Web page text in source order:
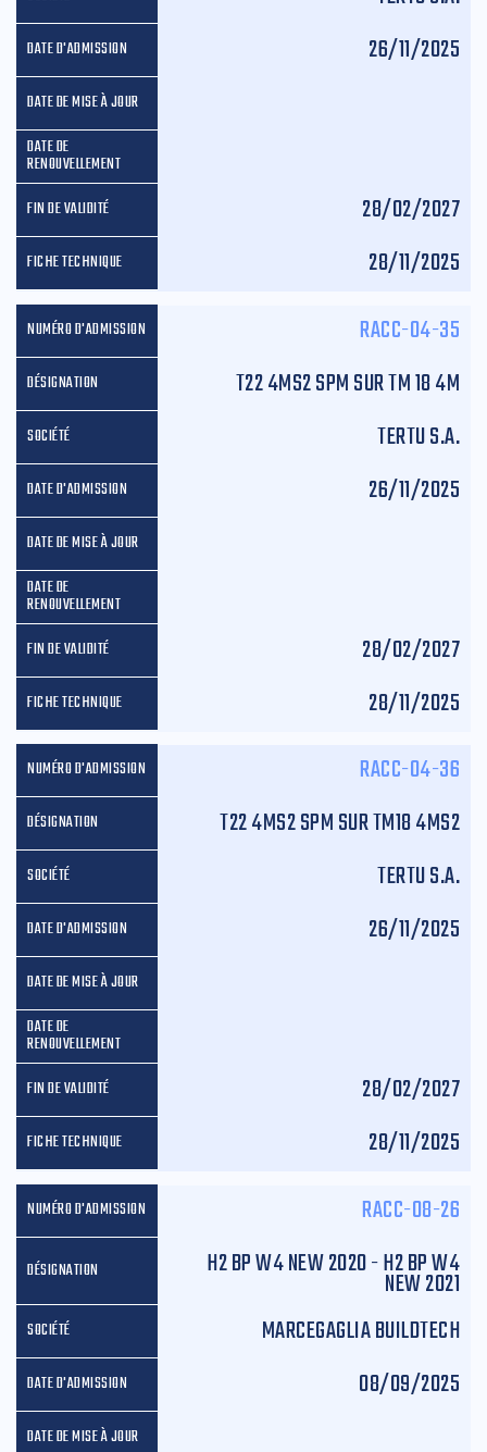
26/11/2025
28/02/2027
28/11/2025
RACC-04-35
T22 4MS2 SPM SUR TM 18 4M
TERTU S.A.
26/11/2025
28/02/2027
28/11/2025
RACC-04-36
T22 4MS2 SPM SUR TM18 4MS2
TERTU S.A.
26/11/2025
28/02/2027
28/11/2025
RACC-08-26
H2 BP W4 NEW 2020 - H2 BP W4
NEW 2021
MARCEGAGLIA BUILDTECH
08/09/2025